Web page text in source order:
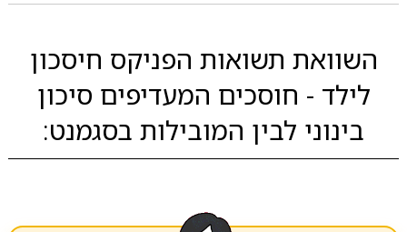
השוואת תשואות הפניקס חיסכון
לילד - חוסכים המעדיפים סיכון
בינוני לבין המובילות בסגמנט: